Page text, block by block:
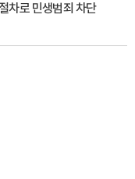
차로 민생범죄 차단